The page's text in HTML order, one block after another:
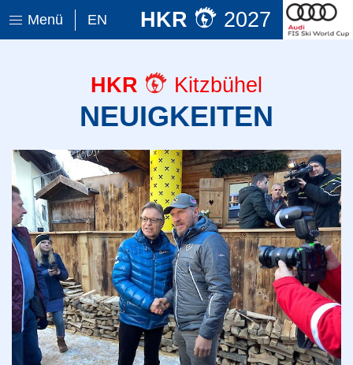
Menü EN HKR 2027
HKR Kitzbühel
NEUIGKEITEN